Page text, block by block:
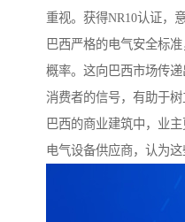
重视。获得NR10认证，
巴西严格的电气安全标
概率。这向巴西市场传
消费者的信号，有助于
巴西的商业建筑中，业
电气设备供应商，认为这